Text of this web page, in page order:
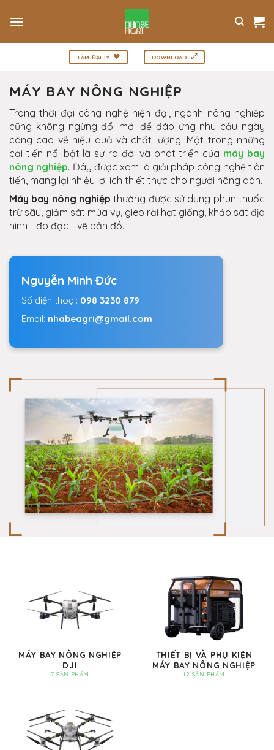
qua
nội
dung
LÀM ĐẠI LÝ DOWNLOAD
MÁY BAY NÔNG NGHIỆP
Trong thời đại công nghệ hiện đại, ngành nông nghiệp
cũng không ngừng đổi mới để đáp ứng nhu cầu ngày
càng cao về hiệu quả và chất lượng. Một trong những
cải tiến nổi bật là sự ra đời và phát triển của máy bay
nông nghiệp. Đây được xem là giải pháp công nghệ tiên
tiến, mang lại nhiều lợi ích thiết thực cho người nông dân.
Máy bay nông nghiệp thường được sử dụng phun thuốc
trừ sâu, giảm sát mùa vụ, gieo rải hạt giống, khảo sát địa
hình - đo đạc - vẽ bản đồ...
Nguyễn Minh Đức
Số điện thoại: 098 3230 879
Email: nhabeagri@gmail.com
MÁY BAY NÔNG NGHIỆP
DJI
7 SẢN PHẨM
THIẾT BỊ VÀ PHỤ KIỆN
MÁY BAY NÔNG NGHIỆP
12 SẢN PHẨM